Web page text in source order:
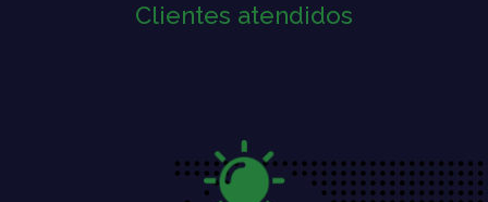
Clientes atendidos